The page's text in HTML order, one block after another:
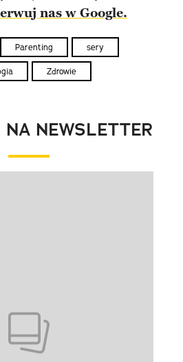
nas w Google.
Parenting sery
Zdrowie
NEWSLETTER